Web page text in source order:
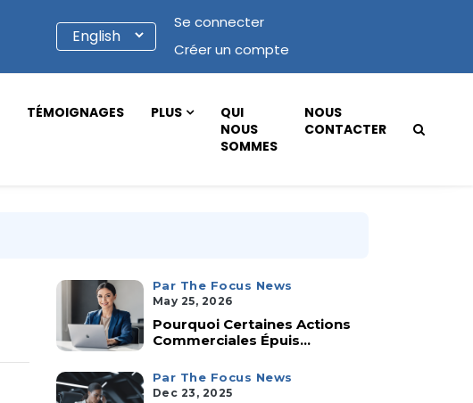
Se connecter
Créer un compte
TÉMOIGNAGES PLUS
QUI
NOUS
SOMMES
NOUS
CONTACTER
Par The Focus News
May 25, 2026
Pourquoi Certaines Actions
Commerciales Épuis...
Par The Focus News
Dec 23, 2025